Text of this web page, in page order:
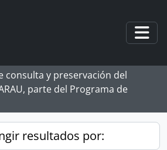
consulta y preservación del
parte del Programa de
resultados por: